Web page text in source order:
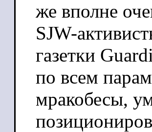
же вполне
SJW-
газетки
по всем
мракобесы,